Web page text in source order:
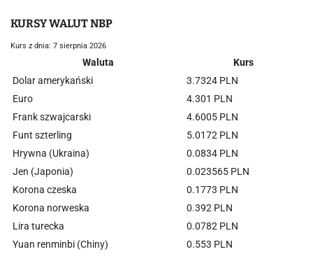
KURSY WALUT NBP
Kurs z dnia: 7 sierpnia 2026
Waluta
Kurs
Dolar amerykański
3.7324 PLN
Euro
4.301 PLN
Frank szwajcarski
4.6005 PLN
Funt szterling
5.0172 PLN
Hrywna (Ukraina)
0.0834 PLN
Jen (Japonia)
0.023565 PLN
Korona czeska
0.1773 PLN
Korona norweska
0.392 PLN
Lira turecka
0.0782 PLN
Yuan renminbi (Chiny)
0.553 PLN